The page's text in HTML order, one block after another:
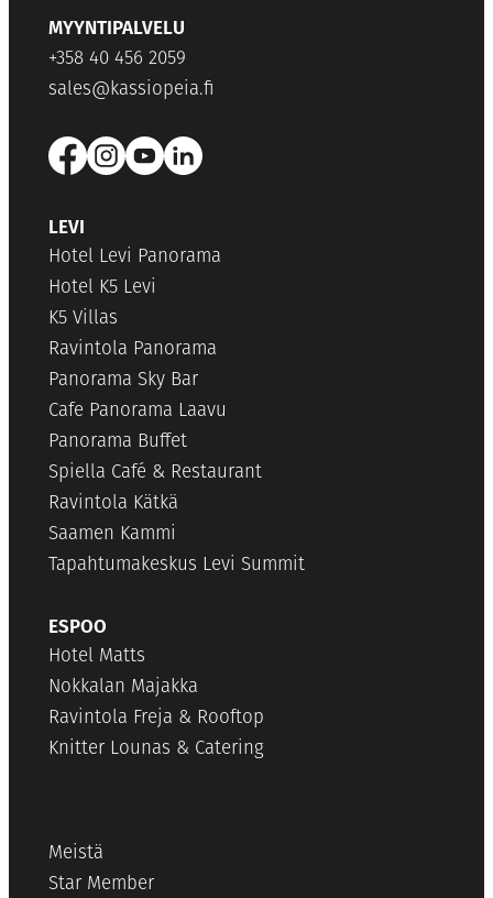
MYYNTIPALVELU
+358 40 456 2059
sales@kassiopeia.fi
LEVI
Hotel Levi Panorama
Hotel K5 Levi
K5 Villas
Ravintola Panorama
Panorama Sky Bar
Cafe Panorama Laavu
Panorama Buffet
Spiella Café & Restaurant
Ravintola Kätkä
Saamen Kammi
Tapahtumakeskus Levi Summit
ESPOO
Hotel Matts
Nokkalan Majakka
Ravintola Freja & Rooftop
Knitter Lounas & Catering
Meistä
Star Member